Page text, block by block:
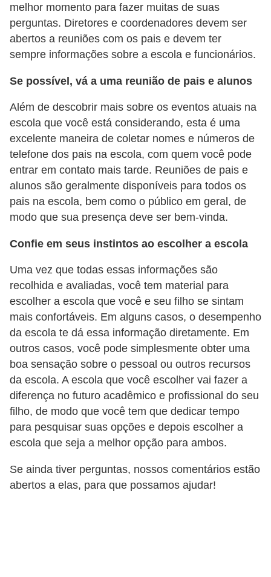
melhor momento para fazer muitas de suas
perguntas. Diretores e coordenadores devem ser
abertos a reuniões com os pais e devem ter
sempre informações sobre a escola e funcionários.
Se possível, vá a uma reunião de pais e alunos
Além de descobrir mais sobre os eventos atuais na
escola que você está considerando, esta é uma
excelente maneira de coletar nomes e números de
telefone dos pais na escola, com quem você pode
entrar em contato mais tarde. Reuniões de pais e
alunos são geralmente disponíveis para todos os
pais na escola, bem como o público em geral, de
modo que sua presença deve ser bem-vinda.
Confie em seus instintos ao escolher a escola
Uma vez que todas essas informações são
recolhida e avaliadas, você tem material para
escolher a escola que você e seu filho se sintam
mais confortáveis. Em alguns casos, o desempenho
da escola te dá essa informação diretamente. Em
outros casos, você pode simplesmente obter uma
boa sensação sobre o pessoal ou outros recursos
da escola. A escola que você escolher vai fazer a
diferença no futuro acadêmico e profissional do seu
filho, de modo que você tem que dedicar tempo
para pesquisar suas opções e depois escolher a
escola que seja a melhor opção para ambos.
Se ainda tiver perguntas, nossos comentários estão
abertos a elas, para que possamos ajudar!